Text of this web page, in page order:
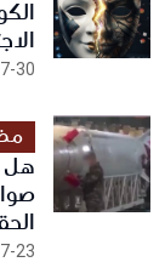
30
هل
23